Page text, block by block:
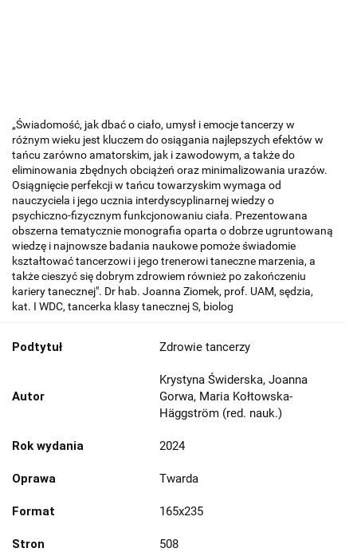
„Świadomość, jak dbać o ciało, umysł i emocje tancerzy w
różnym wieku jest kluczem do osiągania najlepszych efektów w
tańcu zarówno amatorskim, jak i zawodowym, a także do
eliminowania zbędnych obciążeń oraz minimalizowania urazów.
Osiągnięcie perfekcji w tańcu towarzyskim wymaga od
nauczyciela i jego ucznia interdyscyplinarnej wiedzy o
psychiczno-fizycznym funkcjonowaniu ciała. Prezentowana
obszerna tematycznie monografia oparta o dobrze ugruntowaną
wiedzę i najnowsze badania naukowe pomoże świadomie
kształtować tancerzowi i jego trenerowi taneczne marzenia, a
także cieszyć się dobrym zdrowiem również po zakończeniu
kariery tanecznej". Dr hab. Joanna Ziomek, prof. UAM, sędzia,
kat. I WDC, tancerka klasy tanecznej S, biolog
Podtytuł Zdrowie tancerzy
Autor
Krystyna Świderska, Joanna
Gorwa, Maria Kołtowska-
Häggström (red. nauk.)
Rok wydania 2024
Oprawa Twarda
Format 165x235
Stron 508